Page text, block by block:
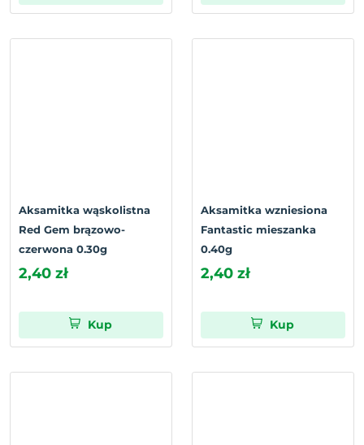
Aksamitka wąskolistna
Red Gem brązowo-
czerwona 0.30g
2,40 zł
Kup
Aksamitka wzniesiona
Fantastic mieszanka
0.40g
2,40 zł
Kup